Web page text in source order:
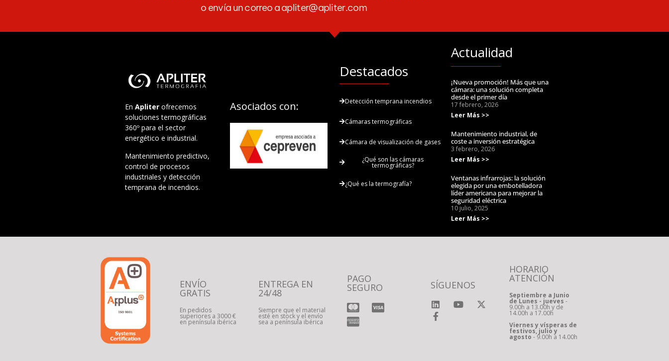
o envía un correo a apliter@apliter.com
En Apliterofrecemos
soluciones termográficas
360º para el sector
energético e industrial.
Mantenimiento predictivo,
control de procesos
industriales y detección
temprana de incendios.
Asociados con:
Destacados
Detección temprana incendios
Cámaras termográficas
Cámara de visualización de gases
¿Qué son las cámaras
termográficas?
¿Qué es la termografía?
Actualidad
¡Nueva promoción! Más que una
cámara: una solución completa
desde el primer día
17 febrero, 2026
Leer Más >>
Mantenimiento industrial, de
coste a inversión estratégica
3 febrero, 2026
Leer Más >>
Ventanas infrarrojas: la solución
elegida por una embotelladora
líder americana para mejorar la
seguridad eléctrica
10 julio, 2025
Leer Más >>
ENVÍO
GRATIS
En pedidos
superiores a 3000 €
en península ibérica
ENTREGA EN
24/48
Siempre que el material
esté en stock y el envío
sea a península ibérica
PAGO
SEGURO SÍGUENOS
HORARIO
ATENCIÓN
Septiembre a Junio
de Lunes - jueves -
9.00h a 13.00h y de
14.00h a 17.00h
Viernes y vísperas de
festivos, julio y
agosto - 9.00h a 14.00h